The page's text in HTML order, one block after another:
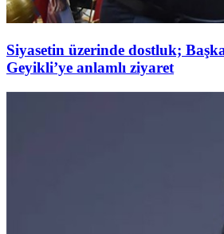
Siyasetin üzerinde dostluk;
Geyikli’ye anlamlı ziyaret